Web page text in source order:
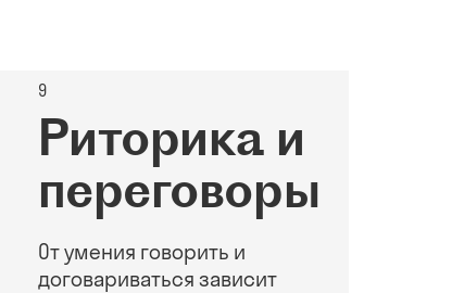
9
Риторика и
переговоры
От умения говорить и
договариваться зависит